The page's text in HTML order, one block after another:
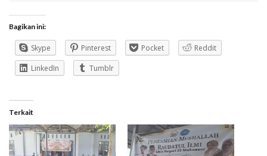
Bagikan ini:
Skype Pinterest Pocket
Reddit
LinkedIn
Tumblr
Terkait